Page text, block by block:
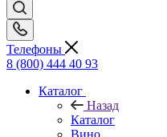
Телефоны
8 (800) 444 40 93
Каталог
Назад
Каталог
Вино